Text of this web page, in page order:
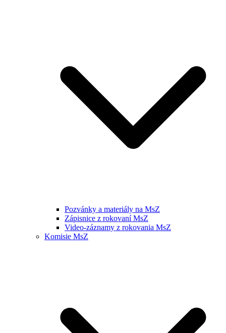
Pozvánky a materiály na MsZ
Zápisnice z rokovaní MsZ
Video-záznamy z rokovania MsZ
Komisie MsZ